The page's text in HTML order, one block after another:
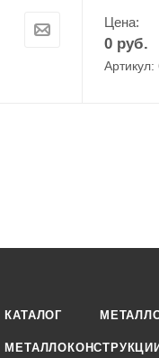
Цена:
0руб.
Артикул:
КАТАЛОГ
МЕТАЛЛОКОНСТРУКЦИИ